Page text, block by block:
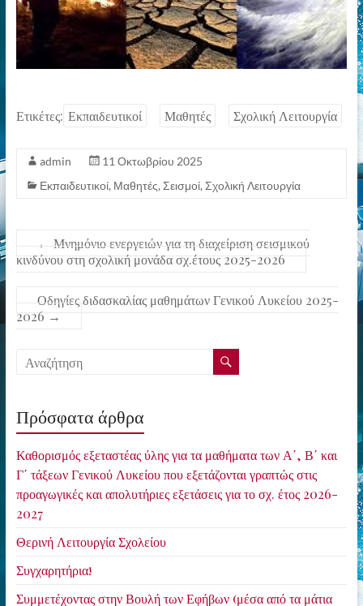
Ετικέτες: Εκπαιδευτικοί Μαθητές Σχολική Λειτουργία
admin
11 Οκτωβρίου 2025
Εκπαιδευτικοί, Μαθητές, Σεισμοί, Σχολική Λειτουργία
←
Μνημόνιο ενεργειών για τη διαχείριση σεισμικού
κινδύνου στη σχολική μονάδα σχ.έτους 2025-2026
Οδηγίες διδασκαλίας μαθημάτων Γενικού Λυκείου 2025-
2026 →
Πρόσφατα άρθρα
Καθορισμός εξεταστέας ύλης για τα μαθήματα των Α΄, Β΄ και
Γ΄ τάξεων Γενικού Λυκείου που εξετάζονται γραπτώς στις
προαγωγικές και απολυτήριες εξετάσεις για το σχ. έτος 2026-
2027
Θερινή Λειτουργία Σχολείου
Συγχαρητήρια!
Συμμετέχοντας στην Βουλή των Εφήβων (μέσα από τα μάτια